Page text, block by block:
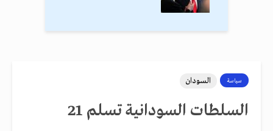
سياسة السودان
السلطات السودانية تسلم 21